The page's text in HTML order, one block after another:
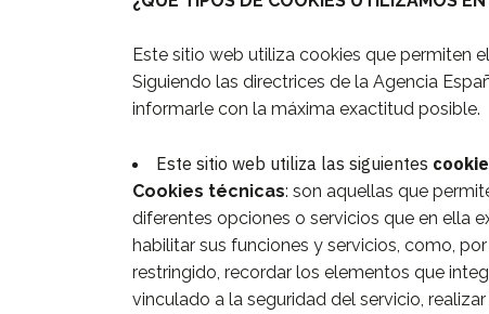
Este sitio web utiliza cookies que permiten
Siguiendo las directrices de la Agencia
informarle con la máxima exactitud posible.
Este sitio web utiliza las siguientes
Cookies técnicas: son aquellas que
diferentes opciones o servicios que en ella
habilitar sus funciones y servicios, como,
restringido, recordar los elementos que
vinculado a la seguridad del servicio,